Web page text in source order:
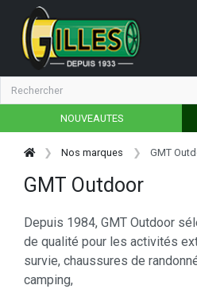
NOUVEAUTES
Nos marques GMT
GMT Outdoor
Depuis 1984, GMT Outdoor
de qualité pour les activités
survie, chaussures de
camping,